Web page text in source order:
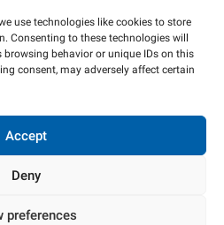
use technologies like cookies to store
Consenting to these technologies will
behavior or unique IDs on this
consent, may adversely affect certain
Accept
Deny
preferences
можуть відрізнятися від їхнього
та погодимо заміну.